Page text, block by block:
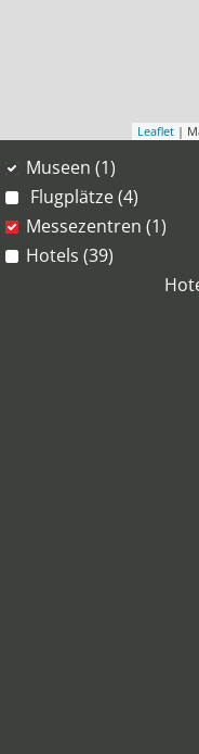
Leaflet |
Museen (1)
Flugplätze (4)
Messezentren (1)
Hotels (39)